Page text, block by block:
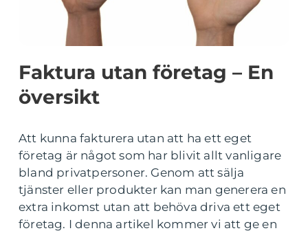
Faktura utan företag – En
översikt
Att kunna fakturera utan att ha ett eget
företag är något som har blivit allt vanligare
bland privatpersoner. Genom att sälja
tjänster eller produkter kan man generera en
extra inkomst utan att behöva driva ett eget
företag. I denna artikel kommer vi att ge en